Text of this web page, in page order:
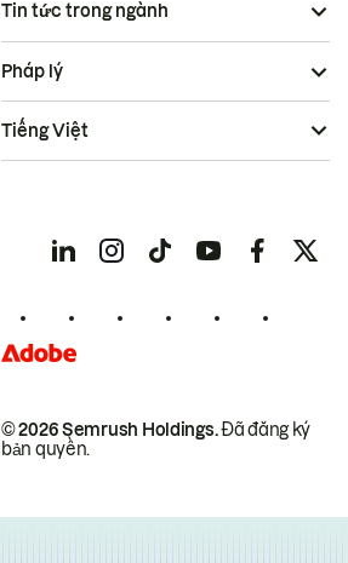
Tin tức trong ngành
© 2026 Semrush Holdings.Đã đăng ký
bản quyền.
Pháp lý
Tiếng Việt